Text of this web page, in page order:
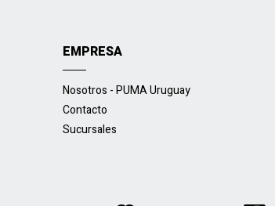
EMPRESA
Nosotros - PUMA Uruguay
Contacto
Sucursales